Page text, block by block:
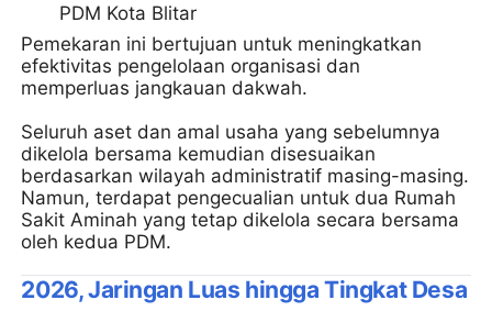
PDM Kota Blitar
Pemekaran ini bertujuan untuk meningkatkan
efektivitas pengelolaan organisasi dan
memperluas jangkauan dakwah.
Seluruh aset dan amal usaha yang sebelumnya
dikelola bersama kemudian disesuaikan
berdasarkan wilayah administratif masing-masing.
Namun, terdapat pengecualian untuk dua Rumah
Sakit Aminah yang tetap dikelola secara bersama
oleh kedua PDM.
2026, Jaringan Luas hingga Tingkat Desa